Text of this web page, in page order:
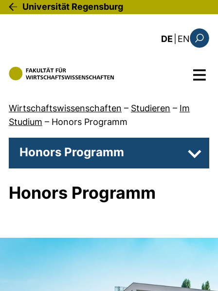
Direkt zum Inhalt
Universität Regensburg
DE EN: this
Menü
Wirtschaftswissenschaften – Studieren – Im
Studium – Honors Programm
Honors Programm
Honors Programm
Honors